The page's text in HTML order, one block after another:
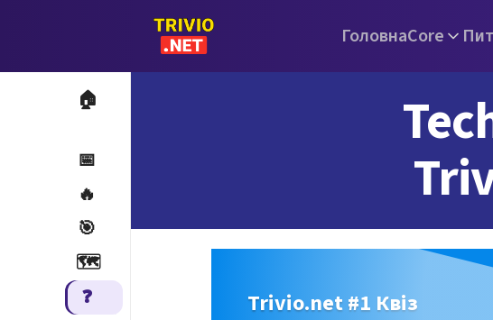
ГоловнаCore
🏠
📅
🔥
🎯
🗺️
❓
Trivio.net #1 Квіз